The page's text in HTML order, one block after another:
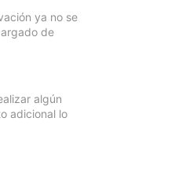
ya no se
de
algún
adicional lo